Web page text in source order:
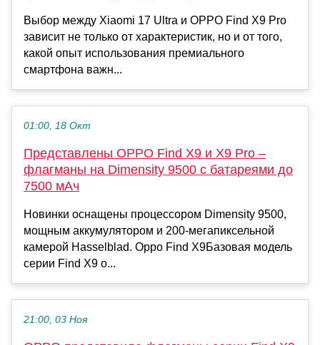
Выбор между Xiaomi 17 Ultra и OPPO Find X9 Pro
зависит не только от характеристик, но и от того,
какой опыт использования премиального
смартфона важн...
01:00, 18 Окт
Представлены OPPO Find X9 и X9 Pro –
флагманы на Dimensity 9500 с батареями до
7500 мАч
Новинки оснащены процессором Dimensity 9500,
мощным аккумулятором и 200-мегапиксельной
камерой Hasselblad. Oppo Find X9Базовая модель
серии Find X9 о...
21:00, 03 Ноя